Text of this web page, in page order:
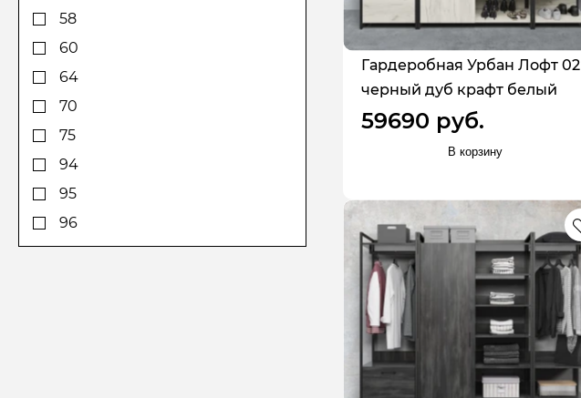
168
170
180
190
194
198
199
200
205
58
60
64
70
75
94
95
96
98
Гардеробная Урбан Лофт 02
черный дуб крафт белый
59690 руб.
В корзину